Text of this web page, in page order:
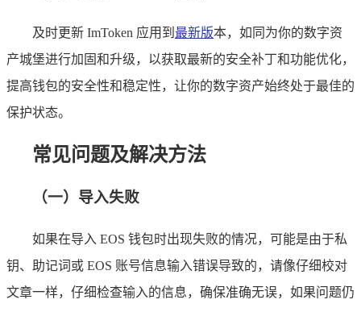
及时更新 ImToken 应用到 最新版本，如同为你的数字资
产城堡进行加固和升级，以获取最新的安全补丁和功能优化，
提高钱包的安全性和稳定性，让你的数字资产始终处于最佳的
保护状态。
常见问题及解决方法
（一）导入失败
如果在导入 EOS 钱包时出现失败的情况，可能是由于私
钥、助记词或 EOS 账号信息输入错误导致的，请像仔细校对
文章一样，仔细检查输入的信息，确保准确无误，如果问题仍